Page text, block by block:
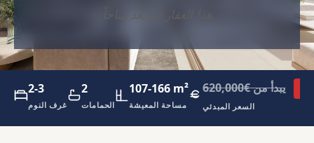
هذا العقار لم يعد متاحاً
2-3
غرف النوم
2
الحمامات
107-166 m²
مساحة المعيشة
يبدأ من €620,000
السعر المبدئي